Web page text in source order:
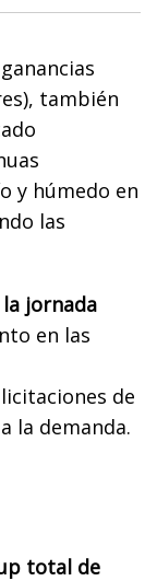
también
y húmedo en
las
jornada
en las
de
la demanda.
total de